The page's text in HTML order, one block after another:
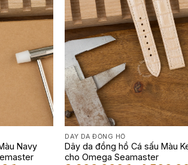
Navy
DÂY DA ĐỒNG HỒ
Dây da đồng hồ Cá sấu Màu
cho Omega Seamaster